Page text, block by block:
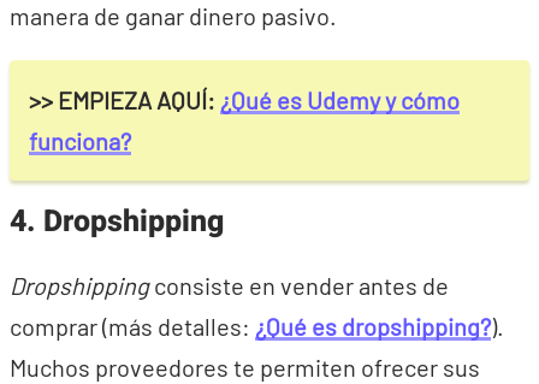
manera de ganar dinero pasivo.
>> EMPIEZA AQUÍ: ¿Qué es Udemy y cómo
funciona?
4. Dropshipping
Dropshippingconsiste en vender antes de
comprar (más detalles: ¿Qué es dropshipping?).
Muchos proveedores te permiten ofrecer sus